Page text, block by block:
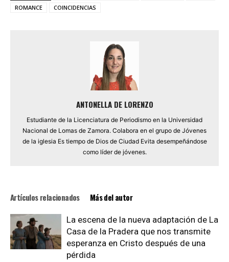
ROMANCE
COINCIDENCIAS
ANTONELLA DE LORENZO
Estudiante de la Licenciatura de Periodismo en la Universidad
Nacional de Lomas de Zamora. Colabora en el grupo de Jóvenes
de la iglesia Es tiempo de Dios de Ciudad Evita desempeñándose
como líder de jóvenes.
Artículos relacionados Más del autor
La escena de la nueva adaptación de La
Casa de la Pradera que nos transmite
esperanza en Cristo después de una
pérdida